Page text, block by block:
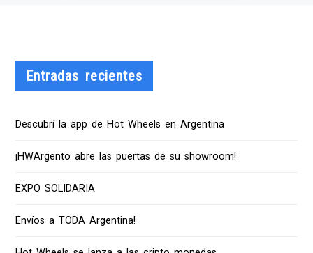
Entradas recientes
Descubrí la app de Hot Wheels en Argentina
¡HWArgento abre las puertas de su showroom!
EXPO SOLIDARIA
Envíos a TODA Argentina!